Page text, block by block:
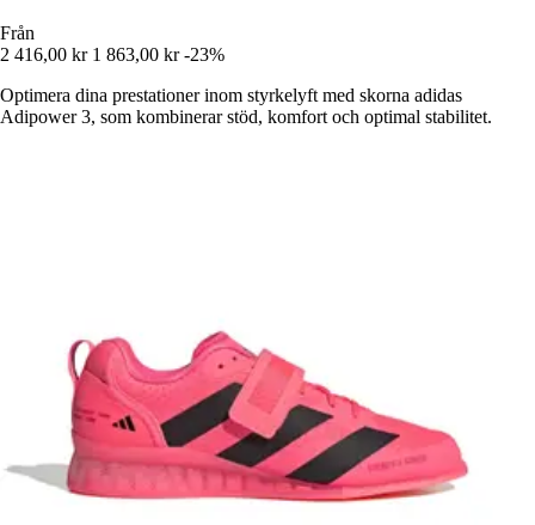
Från
2 416,00 kr 1 863,00 kr -23%
Optimera dina prestationer inom styrkelyft med skorna adidas
Adipower 3, som kombinerar stöd, komfort och optimal stabilitet.